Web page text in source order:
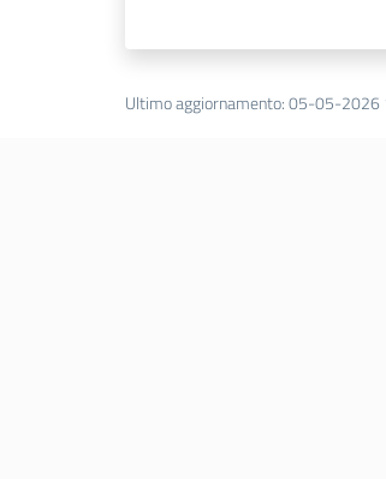
Ultimo aggiornamento:05-05-2026